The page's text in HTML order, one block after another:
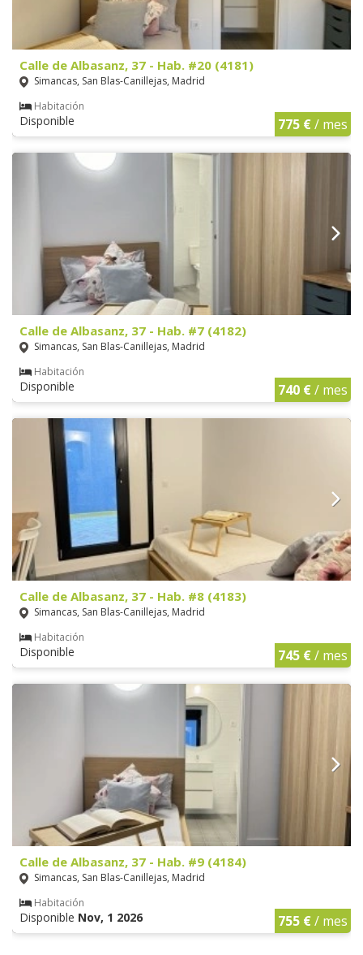
Calle de Albasanz, 37 - Hab. #20 (4181)
Simancas, San Blas-Canillejas, Madrid
Habitación
Disponible 775 €/ mes
Calle de Albasanz, 37 - Hab. #7 (4182)
Simancas, San Blas-Canillejas, Madrid
Habitación
Disponible 740 €/ mes
Calle de Albasanz, 37 - Hab. #8 (4183)
Simancas, San Blas-Canillejas, Madrid
Habitación
Disponible 745 €/ mes
Calle de Albasanz, 37 - Hab. #9 (4184)
Simancas, San Blas-Canillejas, Madrid
Habitación
Disponible Nov, 1 2026 755 €/ mes